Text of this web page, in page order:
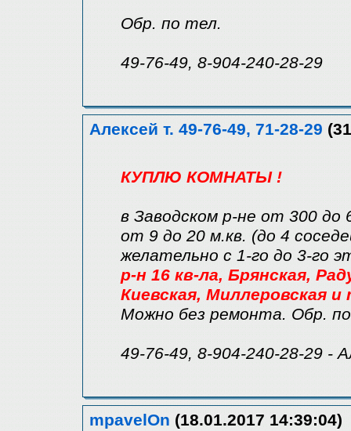
Обр. по тел.
49-76-49, 8-904-240-28-29
Алексей т. 49-76-49, 71-28-29
КУПЛЮ КОМНАТЫ !
в Заводском р-не от 300 до
от 9 до 20 м.кв. (до 4
желательно с 1-го до 3-го
р-н 16 кв-ла, Брянская,
Киевская, Миллеровская и
Можно без ремонта. Обр.
49-76-49, 8-904-240-28-29 -
mpavelOn (18.01.2017 14:39:04)